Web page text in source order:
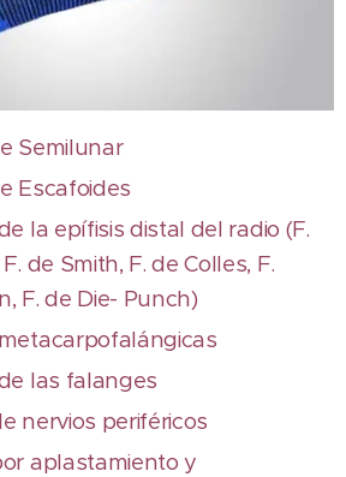
Semilunar
Escafoides
la epífisis distal del radio (F.
de Smith, F. de Colles, F.
F. de Die- Punch)
las falanges
nervios periféricos
aplastamiento y